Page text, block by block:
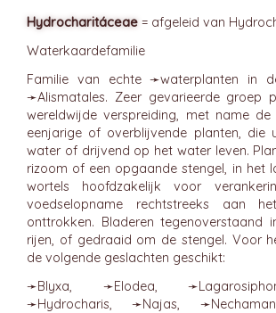
Hydrocharitáceae = afgeleid van
Waterkaardefamilie
Familie van echte ➛waterplanten in
➛Alismatales. Zeer gevarieerde groep
wereldwijde verspreiding, met name
eenjarige of overblijvende planten, die
water of drijvend op het water leven.
rizoom of een opgaande stengel, in het
wortels hoofdzakelijk voor
voedselopname rechtstreeks aan
onttrokken. Bladeren tegenoverstaand
rijen, of gedraaid om de stengel. Voor
de volgende geslachten geschikt:
➛Blyxa, ➛Elodea, ➛
➛Hydrocharis, ➛Najas, ➛